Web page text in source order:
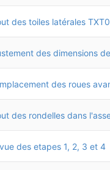
des toiles latérales
des etapes 1, 2, 3 et 4